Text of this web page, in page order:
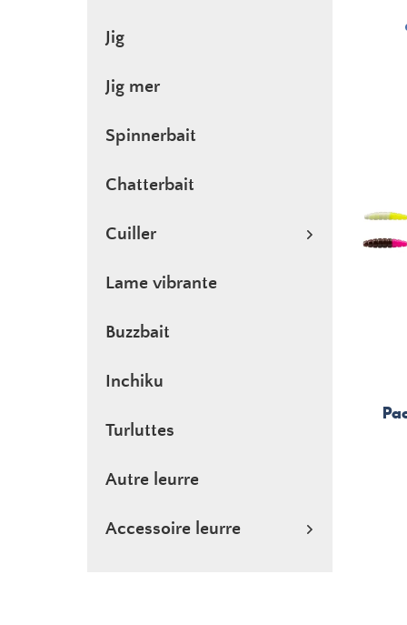
Jig
Jig mer
Spinnerbait
Chatterbait
Cuiller
Lame vibrante
Buzzbait
Inchiku
Turluttes
Autre leurre
Accessoire leurre